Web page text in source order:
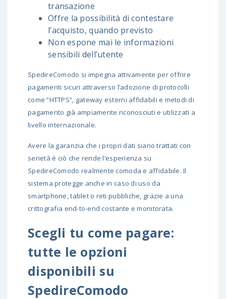
transazione
Offre la possibilità di contestare
l’acquisto, quando previsto
Non espone mai le informazioni
sensibili dell’utente
SpedireComodo si impegna attivamente per offrire
pagamenti sicuri attraverso l’adozione di protocolli
come “HTTPS”, gateway esterni affidabili e metodi di
pagamento già ampiamente riconosciuti e utilizzati a
livello internazionale.
Avere la garanzia che i propri dati siano trattati con
serietà è ciò che rende l’esperienza su
SpedireComodo realmente comoda e affidabile. Il
sistema protegge anche in caso di uso da
smartphone, tablet o reti pubbliche, grazie a una
crittografia end-to-end costante e monitorata.
Scegli tu come pagare:
tutte le opzioni
disponibili su
SpedireComodo